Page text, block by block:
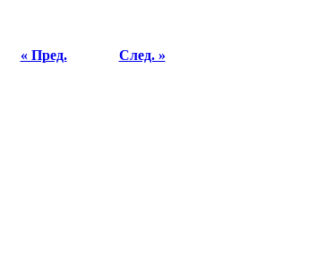
« Пред. След. »